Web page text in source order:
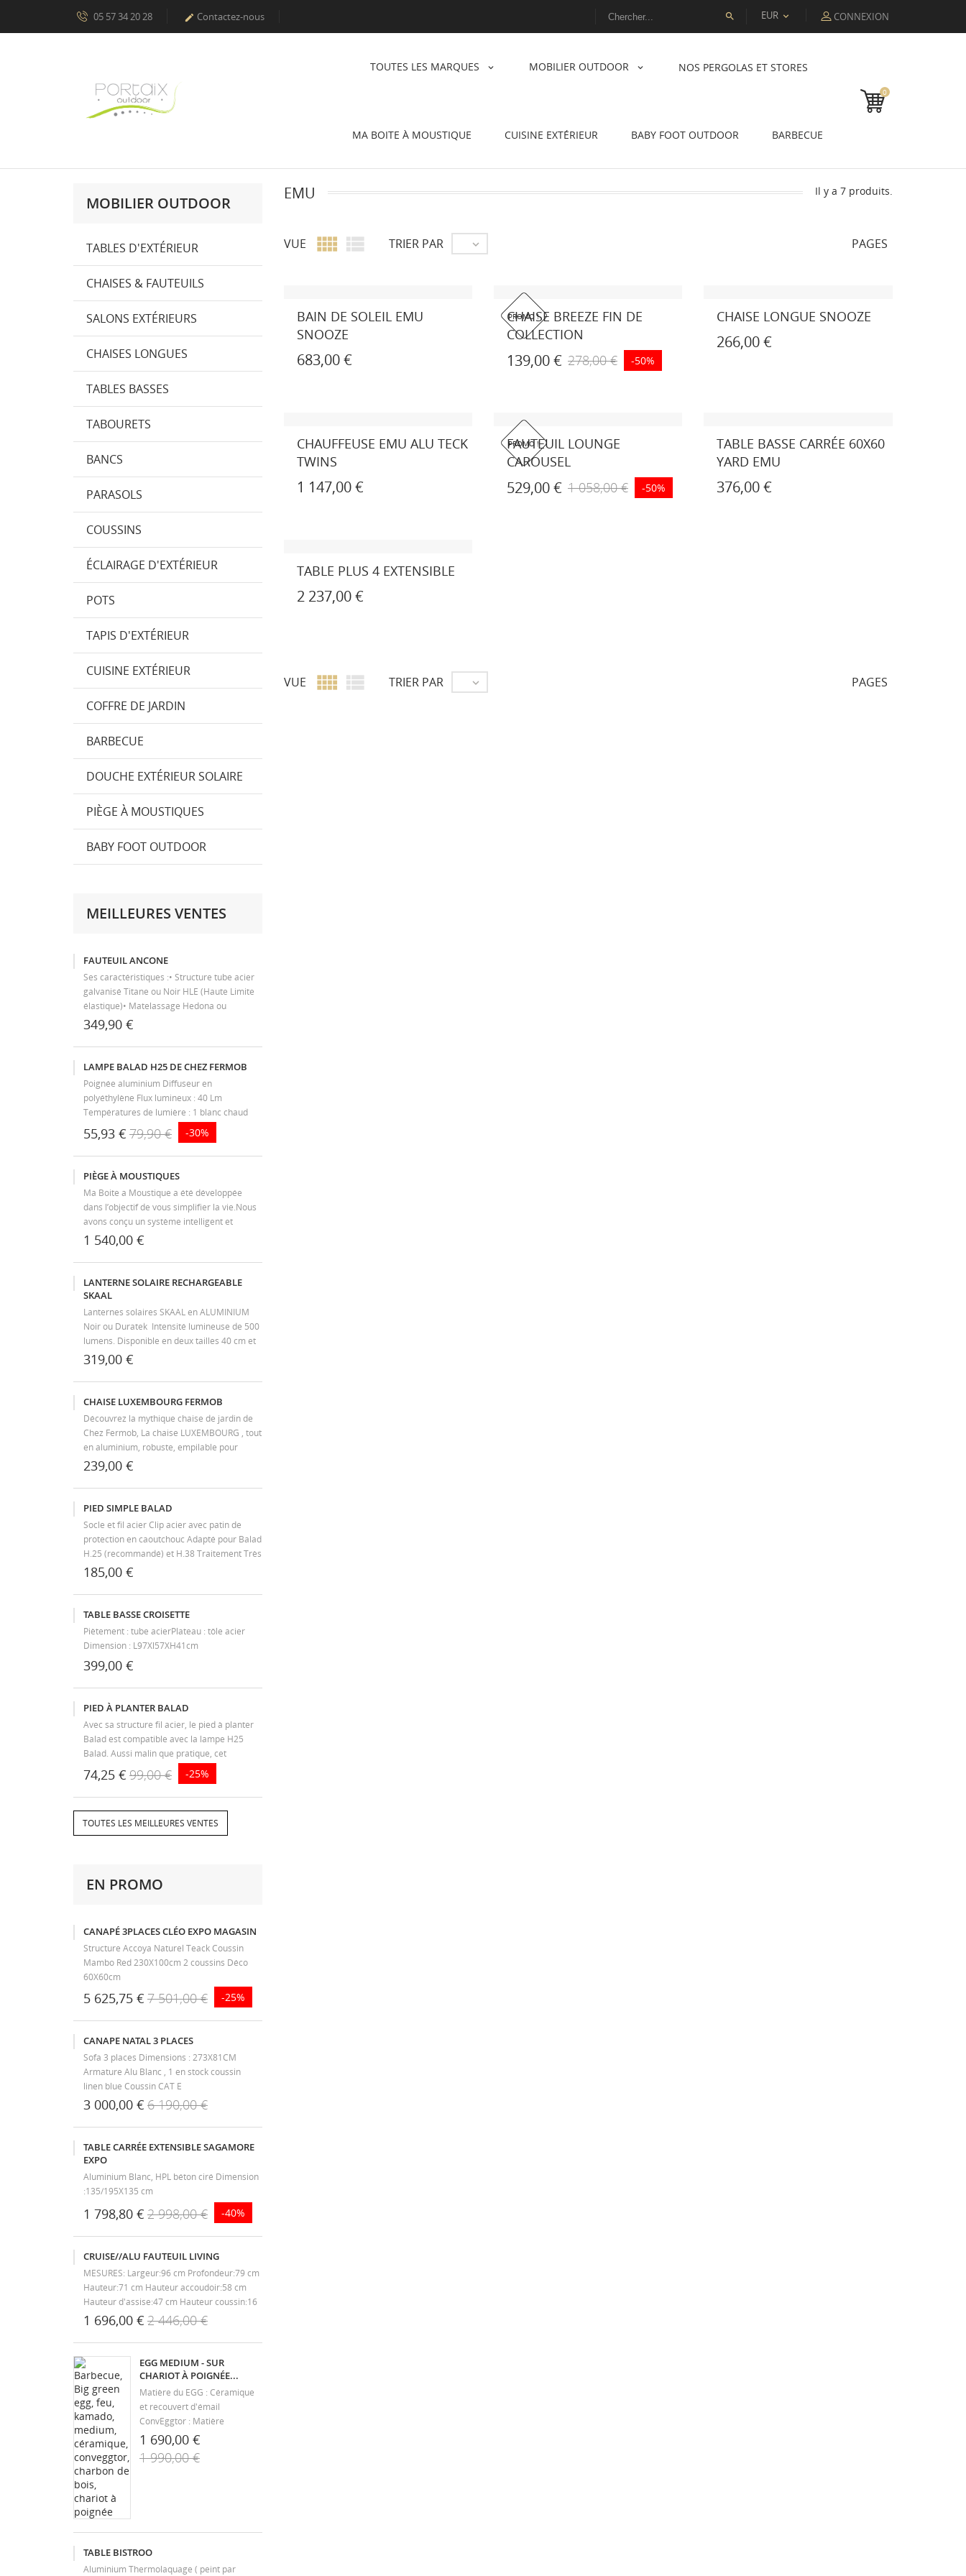
05 57 34 20 28  Contactez-nous  EUR  CONNEXION
TOUTES LES MARQUES MOBILIER OUTDOOR NOS PERGOLAS ET STORES
MA BOITE À MOUSTIQUE CUISINE EXTÉRIEUR BABY FOOT OUTDOOR BARBECUE
0
MOBILIER OUTDOOR
TABLES D'EXTÉRIEUR
CHAISES & FAUTEUILS
SALONS EXTÉRIEURS
CHAISES LONGUES
TABLES BASSES
TABOURETS
BANCS
PARASOLS
COUSSINS
ÉCLAIRAGE D'EXTÉRIEUR
POTS
TAPIS D'EXTÉRIEUR
CUISINE EXTÉRIEUR
COFFRE DE JARDIN
BARBECUE
DOUCHE EXTÉRIEUR SOLAIRE
PIÈGE À MOUSTIQUES
BABY FOOT OUTDOOR
MEILLEURES VENTES
FAUTEUIL ANCONE
Ses caractéristiques :• Structure tube acier
galvanisé Titane ou Noir HLE (Haute Limite
élastique)• Matelassage Hedona ou
sumbrella respirant et perméable• Patins en
polyamide renforcé• Peinture 100%
polyester ultra-résistante aux UV• Inspiré,...
349,90 €
LAMPE BALAD H25 DE CHEZ FERMOB
Poignée aluminium Diffuseur en
polyéthylène Flux lumineux : 40 Lm
Températures de lumière : 1 blanc chaud
type bougie (2300°K), 1 blanc neutre
(4000°K) et 1 blanc froid (6000°K) Intensité
de lumière : 2 blancs neutres (100 &amp;
50%) + 1 blanc...
55,93 € 79,90 € -30%
PIÈGE À MOUSTIQUES
Ma Boite a Moustique a été développée
dans l’objectif de vous simplifier la vie.Nous
avons conçu un système intelligent et
100% autonome pour maximiser la prise de
moustiques tout en ajustant
automatiquement la consommation de CO2
en fonction...
1 540,00 €
LANTERNE SOLAIRE RECHARGEABLE
SKAAL
Lanternes solaires SKAAL en ALUMINIUM
Noir ou Duratek Intensité lumineuse de 500
lumens. Disponible en deux tailles 40 cm et
70 cm.
319,00 €
CHAISE LUXEMBOURG FERMOB
Découvrez la mythique chaise de jardin de
Chez Fermob, La chaise LUXEMBOURG , tout
en aluminium, robuste, empilable pour
faciliter le rangement de votre terrasse.
Appréciez ses lignes évidentes, offrant
la légèreté et la résistance de l’aluminium,...
239,00 €
PIED SIMPLE BALAD
Socle et fil acier Clip acier avec patin de
protection en caoutchouc Adapté pour Balad
H.25 (recommandé) et H.38 Traitement Très
Haute Protection pour usage extérieur
Peinture poudre anti-UV
185,00 €
TABLE BASSE CROISETTE
Piètement : tube acierPlateau : tôle acier
Dimension : L97Xl57XH41cm
399,00 €
PIED À PLANTER BALAD
Avec sa structure fil acier, le pied à planter
Balad est compatible avec la lampe H25
Balad. Aussi malin que pratique, cet
accessoire vous permet de transformer
votre lampe baladeuse autonome en un
lampadaire sur pied d'un coup de baguette...
74,25 € 99,00 € -25%
TOUTES LES MEILLEURES VENTES
EN PROMO
CANAPÉ 3PLACES CLÉO EXPO MAGASIN
Structure Accoya Naturel Teack Coussin
Mambo Red 230X100cm 2 coussins Déco
60X60cm
5 625,75 € 7 501,00 € -25%
CANAPE NATAL 3 PLACES
Sofa 3 places Dimensions : 273X81CM
Armature Alu Blanc , 1 en stock coussin
linen blue Coussin CAT E
3 000,00 € 6 190,00 €
TABLE CARRÉE EXTENSIBLE SAGAMORE
EXPO
Aluminium Blanc, HPL béton ciré Dimension
:135/195X135 cm
1 798,80 € 2 998,00 € -40%
CRUISE//ALU FAUTEUIL LIVING
MESURES: Largeur:96 cm Profondeur:79 cm
Hauteur:71 cm Hauteur accoudoir:58 cm
Hauteur d'assise:47 cm Hauteur coussin:16
cm MATÉRIAUX: Structure:aluminium et
corde Coussins:tissu
1 696,00 € 2 446,00 €
EGG MEDIUM - SUR
CHARIOT À POIGNÉE...
Matière du EGG : Céramique
et recouvert d'émail
ConvEggtor : Matière
Céramique Chariot à poignée
intégrée : L 500 X l 695 X H 1
180 mm Grille de cuisson en
1 690,00 €
1 990,00 €
TABLE BISTROO
Aluminium Thermolaquage ( peint par
EMU Il y a 7 produits.
VUE   TRIER PAR  PAGES
BAIN DE SOLEIL EMU
SNOOZE
683,00 €
PROMO !
CHAISE BREEZE FIN DE
COLLECTION
139,00 € 278,00 € -50%
CHAISE LONGUE SNOOZE
266,00 €
CHAUFFEUSE EMU ALU TECK
TWINS
1 147,00 €
PROMO !
FAUTEUIL LOUNGE
CAROUSEL
529,00 € 1 058,00 € -50%
TABLE BASSE CARRÉE 60X60
YARD EMU
376,00 €
TABLE PLUS 4 EXTENSIBLE
2 237,00 €
VUE   TRIER PAR  PAGES